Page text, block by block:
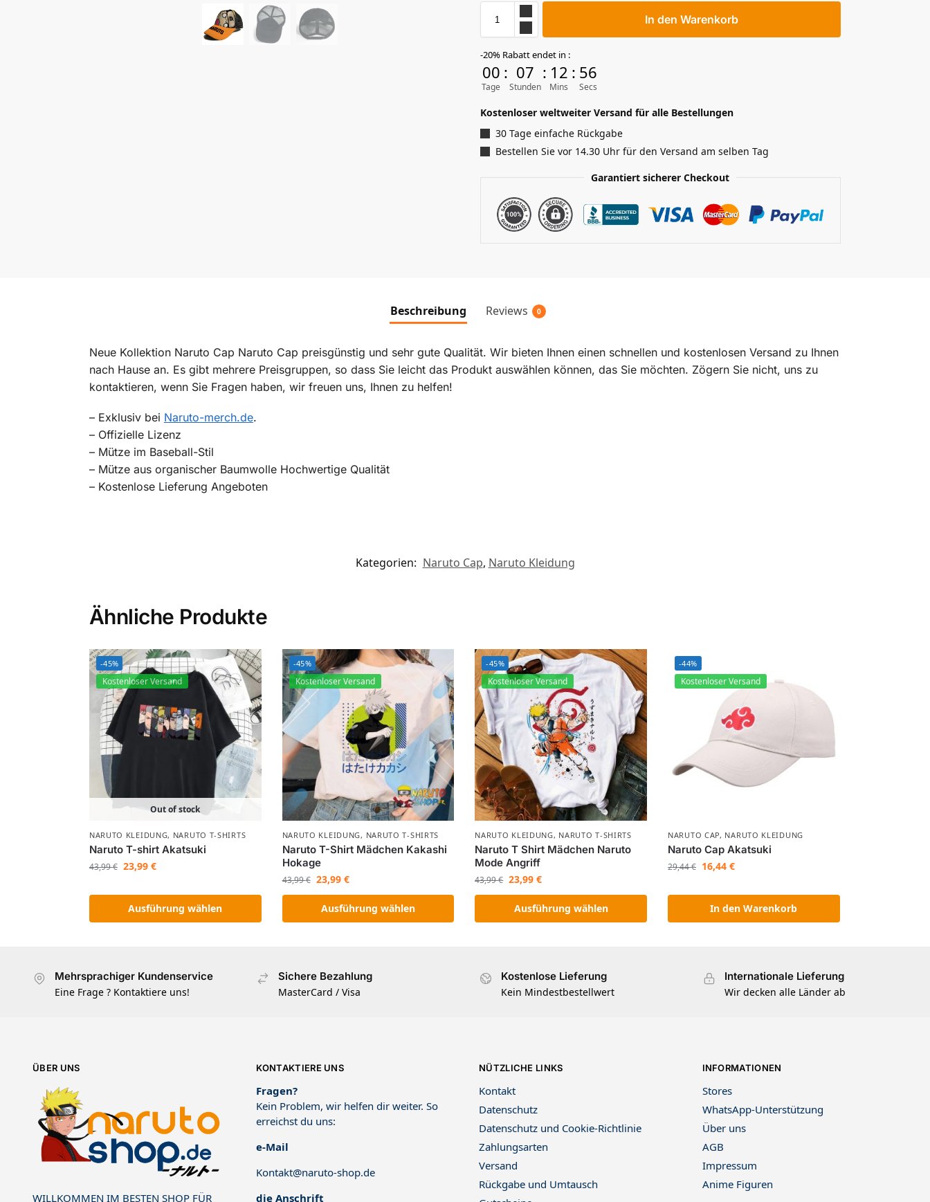
In den Warenkorb
-20% Rabatt endet in :
00
Tage
: 07
Stunden
: 12
Mins
: 55
Secs
Kostenloser weltweiter Versand für alle Bestellungen
30 Tage einfache Rückgabe
Bestellen Sie vor 14.30 Uhr für den Versand am selben Tag
Garantiert sicherer Checkout
Beschreibung Reviews 0
Neue Kollektion Naruto Cap Naruto Cap preisgünstig und sehr gute Qualität. Wir bieten Ihnen einen schnellen und kostenlosen Versand zu Ihnen
nach Hause an. Es gibt mehrere Preisgruppen, so dass Sie leicht das Produkt auswählen können, das Sie möchten. Zögern Sie nicht, uns zu
kontaktieren, wenn Sie Fragen haben, wir freuen uns, Ihnen zu helfen!
– Exklusiv bei Naruto-merch.de.
– Offizielle Lizenz
– Mütze im Baseball-Stil
– Mütze aus organischer Baumwolle Hochwertige Qualität
– Kostenlose Lieferung Angeboten
Kategorien: Naruto Cap, Naruto Kleidung
Ähnliche Produkte
-45%
Kostenloser Versand
Out of stock
NARUTO KLEIDUNG, NARUTO T-SHIRTS
Naruto T-shirt Akatsuki
43,99€ 23,99 €
Ausführung wählen
-45%
Kostenloser Versand
NARUTO KLEIDUNG, NARUTO T-SHIRTS
Naruto T-Shirt Mädchen Kakashi
Hokage
43,99€ 23,99 €
Ausführung wählen
-45%
Kostenloser Versand
NARUTO KLEIDUNG, NARUTO T-SHIRTS
Naruto T Shirt Mädchen Naruto
Mode Angriff
43,99€ 23,99€
Ausführung wählen
-44%
Kostenloser Versand
NARUTO CAP, NARUTO KLEIDUNG
Naruto Cap Akatsuki
29,44€ 16,44€
In den Warenkorb
Mehrsprachiger Kundenservice
Eine Frage ? Kontaktiere uns!
Sichere Bezahlung
MasterCard / Visa
Kostenlose Lieferung
Kein Mindestbestellwert
Internationale Lieferung
Wir decken alle Länder ab
ÜBER UNS
WILLKOMMEN IM BESTEN SHOP FÜR
KONTAKTIERE UNS
Fragen?
Kein Problem, wir helfen dir weiter. So
erreichst du uns:
e-Mail
Kontakt@naruto-shop.de
die Anschrift
NÜTZLICHE LINKS
Kontakt
Datenschutz
Datenschutz und Cookie-Richtlinie
Zahlungsarten
Versand
Rückgabe und Umtausch
INFORMATIONEN
Stores
WhatsApp-Unterstützung
Über uns
AGB
Impressum
Anime Figuren